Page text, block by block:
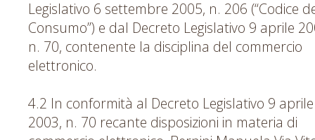
Legislativo 6 settembre 2005, n. 206 (“Codice
Consumo”) e dal Decreto Legislativo 9 aprile
n. 70, contenente la disciplina del commercio
elettronico.
4.2 In conformità al Decreto Legislativo 9 aprile
2003, n. 70 recante disposizioni in materia di